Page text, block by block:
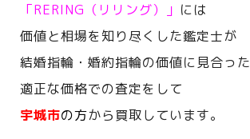
「RERING（リリング）」 には
価値と相場を知り尽くした鑑定士が
結婚指輪・婚約指輪の価値に見合った
適正な価格での査定をして
宇城市の方から買取しています。